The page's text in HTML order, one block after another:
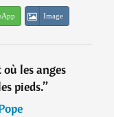
Image
les anges
pieds.”